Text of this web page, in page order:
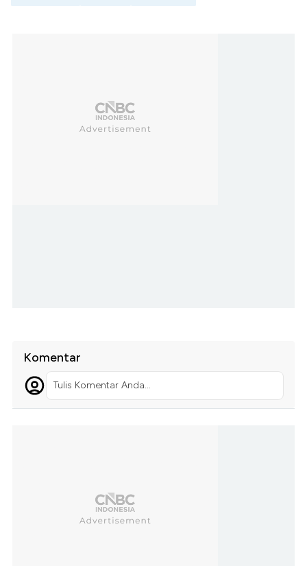
Komentar
Tulis Komentar Anda...